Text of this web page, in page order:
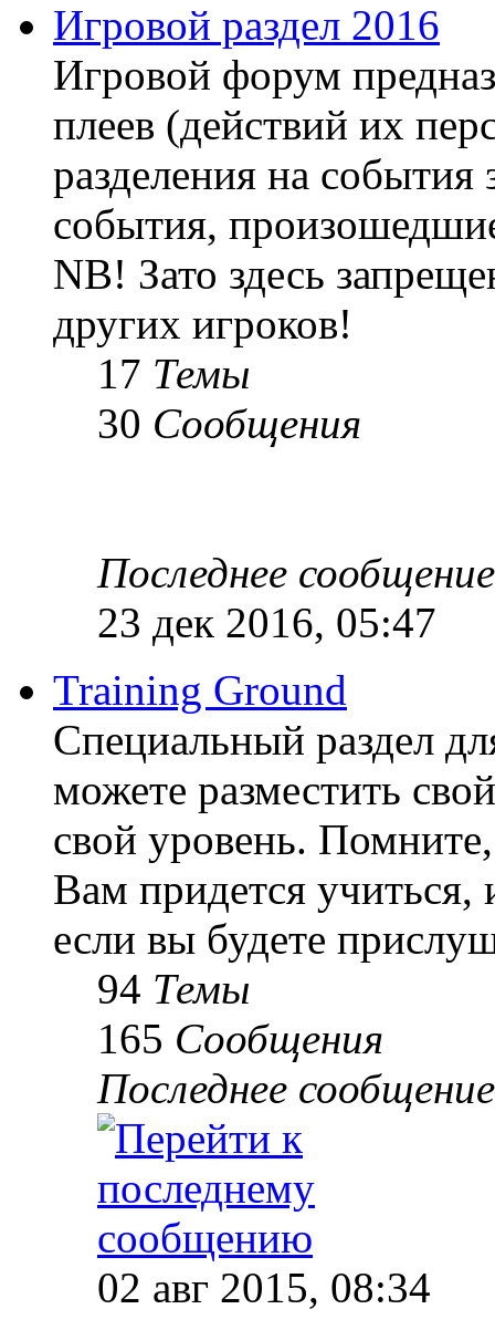
Игровой раздел 2016
Игровой форум
плеев (действий их
разделения на
события,
NB! Зато здесь
других игроков!
17 Темы
30 Сообщения
Последнее сообщение
23 дек 2016, 05:47
Training Ground
Специальный раздел
можете разместить
свой уровень. Помните,
Вам придется учиться,
если вы будете
94 Темы
165 Сообщения
Последнее сообщение
02 авг 2015, 08:34